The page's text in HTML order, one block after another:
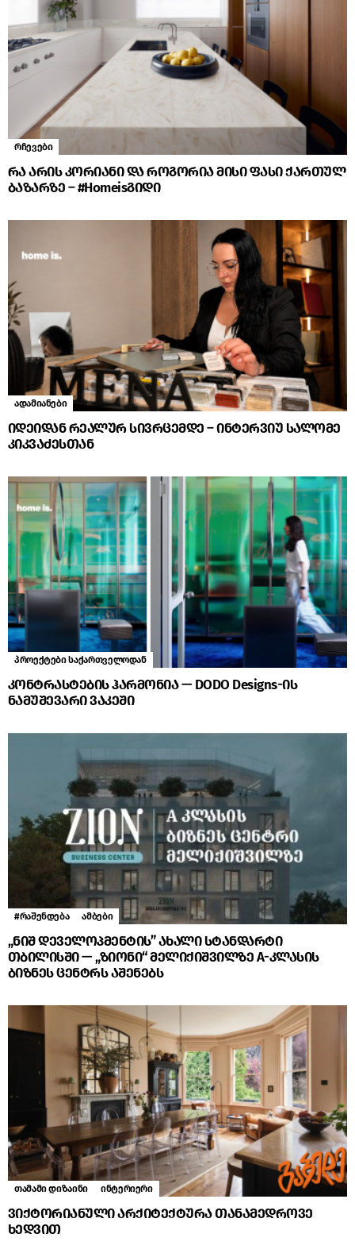
რჩევები
რა არის კორიანი და როგორია მისი ფასი ქართულ
ბაზარზე – #Homeisგიდი
ადამიანები
იდეიდან რეალურ სივრცემდე – ინტერვიუ სალომე
კიკვაძესთან
პროექტები საქართველოდან
კონტრასტების ჰარმონია — DODO Designs-ის
ნამუშევარი ვაკეში
#რაშენდება ამბები
„ნიშ დეველოპმენტის” ახალი სტანდარტი
თბილისში — „ზიონი“ მელიქიშვილზე A-კლასის
ბიზნეს ცენტრს აშენებს
თამამი დიზაინი ინტერიერი
ვიქტორიანული არქიტექტურა თანამედროვე
ხედვით